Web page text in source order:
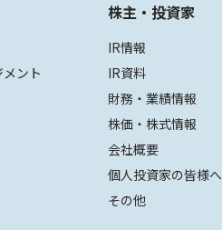
ント
株主・投資家
IR情報
IR資料
財務・業績情報
株価・株式情報
会社概要
個人投資家の皆様へ
その他